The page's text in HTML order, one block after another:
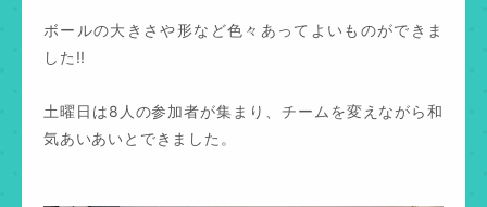
ボールの大きさや形など色々あってよいものができま
した!!
土曜日は8人の参加者が集まり、チームを変えながら和
気あいあいとできました。